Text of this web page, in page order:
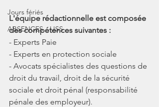
Jours fériés
ABSENCES - IJSS
L'équipe rédactionnelle est composée
des compétences suivantes :
- Experts Paie
- Experts en protection sociale
- Avocats spécialistes des questions de
droit du travail, droit de la sécurité
sociale et droit pénal (responsabilité
pénale des employeur).